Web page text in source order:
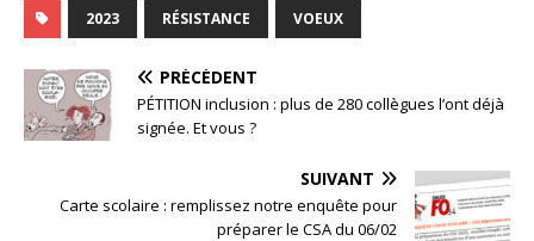
2023 RÉSISTANCE VOEUX
PRÉCÉDENT
PÉTITION inclusion : plus de 280 collègues l’ont déjà
signée. Et vous ?
SUIVANT
Carte scolaire : remplissez notre enquête pour
préparer le CSA du 06/02